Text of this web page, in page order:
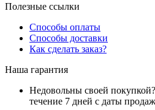
Полезные ссылки
Способы оплаты
Способы доставки
Как сделать заказ?
Наша гарантия
Недовольны своей
течение 7 дней с даты